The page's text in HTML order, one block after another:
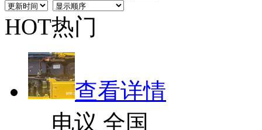
HOT热门
查看详情
电议 全国